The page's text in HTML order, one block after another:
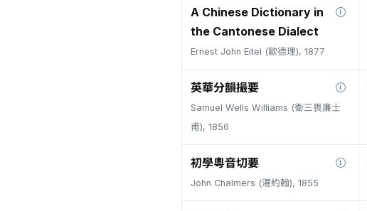
A Chinese Dictionary in
the Cantonese Dialect
Ernest John Eitel (歐德理), 1877
英華分韻撮要
Samuel Wells Williams (衛三畏廉士
甫), 1856
初學粵音切要
John Chalmers (湛約翰), 1855